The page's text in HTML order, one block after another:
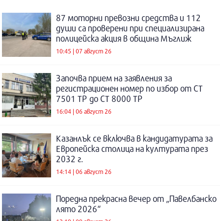
87 моторни превозни средства и 112
души са проверени при специализирана
полицейска акция в община Мъглиж
10:45 | 07 август 26
Започва прием на заявления за
регистрационен номер по избор от СТ
7501 ТР до СТ 8000 ТР
16:04 | 06 август 26
Казанлък се включва в кандидатурата за
Европейска столица на културата през
2032 г.
14:14 | 06 август 26
Поредна прекрасна вечер от „Павелбанско
лято 2026“